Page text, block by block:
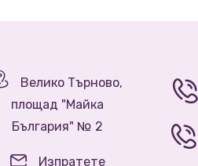
Велико Търново,
площад "Майка
България" № 2
Изпратете